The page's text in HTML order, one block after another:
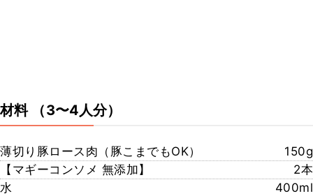
材料 （3〜4人分）
薄切り豚ロース肉（豚こまでもOK）
150g
【マギーコンソメ 無添加】
2本
水
400ml